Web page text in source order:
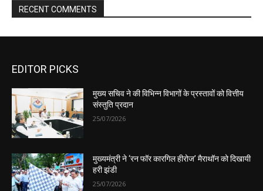
EDITOR PICKS
मुख्य सचिव ने की विभिन्न विभागों के प्रस्तावों को वित्तीय
संस्तुति प्रदान
25/07/2026
मुख्यमंत्री ने ‘रन फॉर कारगिल हीरोज’ मैराथॉन को दिखायी
हरी झंडी
25/07/2026